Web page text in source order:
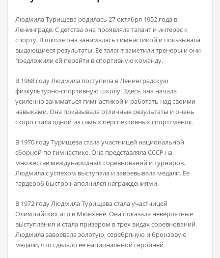
Людмила Турищева родилась 27 октября 1952 года в
Ленинграде. С детства она проявляла талант и интерес к
спорту. В школе она занималась гимнастикой и показывала
выдающиеся результаты. Ее талант заметили тренеры и они
предложили ей перейти в спортивную команду.
В 1968 году Людмила поступила в Ленинградскую
физкультурно-спортивную школу. Здесь она начала
усиленно заниматься гимнастикой и работать над своими
навыками. Она показывала отличные результаты и очень
скоро стала одной из самых перспективных спортсменок.
В 1970 году Турищева стала участницей национальной
сборной по гимнастике. Она представляла СССР на
множестве международных соревнований и турниров.
Людмила с успехом выступала и завоевывала медали. Ее
гардероб быстро наполнился награждениями.
В 1972 году Людмила Турищева стала участницей
Олимпийских игр в Мюнхене. Она показала невероятные
выступления и стала призером в трех видах соревнований.
Людмила завоевала золотую, серебряную и бронзовую
медали, что сделало ее национальной героиней.